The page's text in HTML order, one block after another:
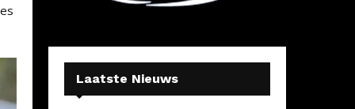
Laatste Nieuws